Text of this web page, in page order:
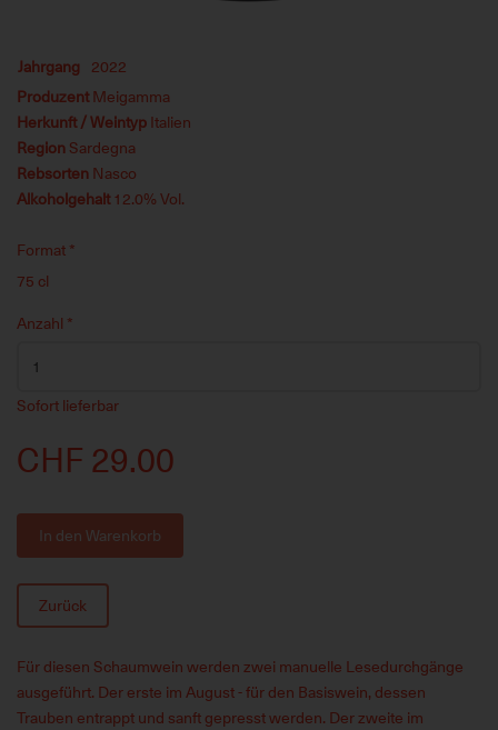
Jahrgang 2022
ProduzentMeigamma
Herkunft / WeintypItalien
RegionSardegna
RebsortenNasco
Alkoholgehalt12.0% Vol.
Format*
75 cl
Anzahl *
Sofort lieferbar
CHF 29.00
In den Warenkorb
Zurück
Für diesen Schaumwein werden zwei manuelle Lesedurchgänge
ausgeführt. Der erste im August - für den Basiswein, dessen
Trauben entrappt und sanft gepresst werden. Der zweite im